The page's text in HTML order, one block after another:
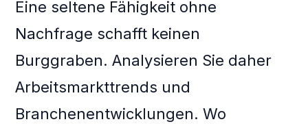
Eine seltene Fähigkeit ohne
Nachfrage schafft keinen
Burggraben. Analysieren Sie daher
Arbeitsmarkttrends und
Branchenentwicklungen. Wo